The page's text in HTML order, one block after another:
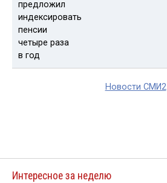
Новости СМИ2
Интересное за неделю